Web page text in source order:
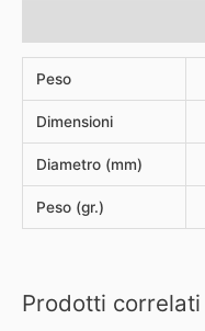
Peso
Dimensioni
Diametro (mm)
Peso (gr.)
Prodotti correlati